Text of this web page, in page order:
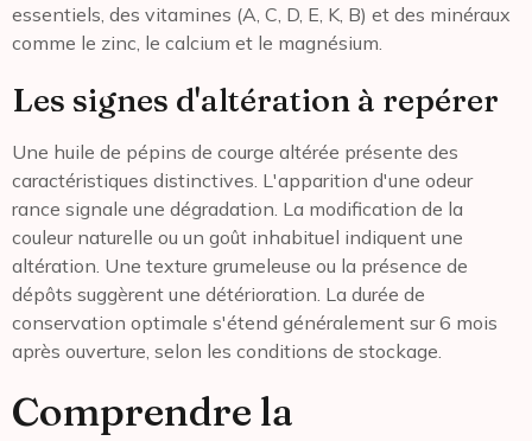
essentiels, des vitamines (A, C, D, E, K, B) et des minéraux
comme le zinc, le calcium et le magnésium.
Les signes d'altération à repérer
Une huile de pépins de courge altérée présente des
caractéristiques distinctives. L'apparition d'une odeur
rance signale une dégradation. La modification de la
couleur naturelle ou un goût inhabituel indiquent une
altération. Une texture grumeleuse ou la présence de
dépôts suggèrent une détérioration. La durée de
conservation optimale s'étend généralement sur 6 mois
après ouverture, selon les conditions de stockage.
Comprendre la